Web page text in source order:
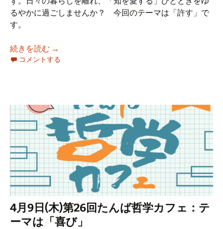
るやかに過ごしませんか？ 今回のテーマは「許す」で
す。
続きを読む 6月27日(土)第27回たんば哲学カフェin多可町：
→
コメントする
4月9日(木)第26回たんば哲学カフェ：テ
ーマは「喜び」